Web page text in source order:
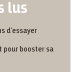
lus
d'essayer
pour booster sa